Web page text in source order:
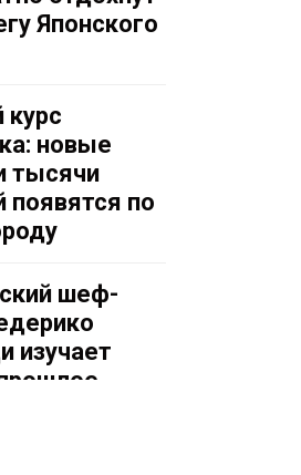
Японского
новые
тысячи
появятся по
шеф-
изучает